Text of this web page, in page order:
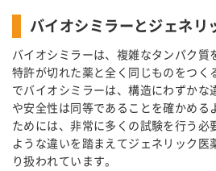
バイオシミラーとジェネリ
バイオシミラーは、複雑なタンパク質
特許が切れた薬と全く同じものをつく
でバイオシミラーは、構造にわずかな
や安全性は同等であることを確かめる
ためには、非常に多くの試験を行う必
ような違いを踏まえてジェネリック医
り扱われています。